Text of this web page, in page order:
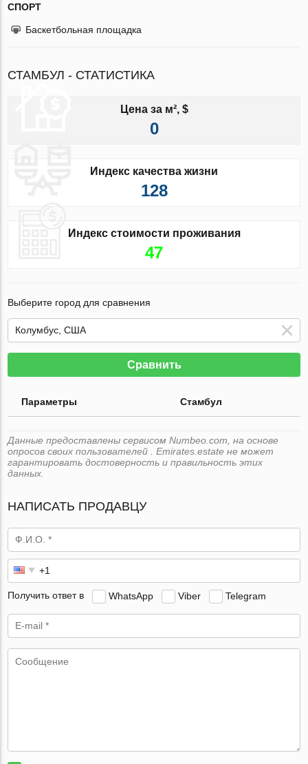
СПОРТ
Баскетбольная площадка
СТАМБУЛ - СТАТИСТИКА
Цена за м², $
0
Индекс качества жизни
128
Индекс стоимости проживания
47
Выберите город для сравнения
Сравнить
Параметры Стамбул
Данные предоставлены сервисом Numbeo.com, на основе
опросов своих пользователей . Emirates.estate не может
гарантировать достоверность и правильность этих
данных.
НАПИСАТЬ ПРОДАВЦУ
Получить ответ в WhatsApp Viber Telegram